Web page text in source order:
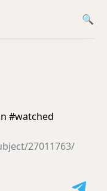
#watched
27011763/